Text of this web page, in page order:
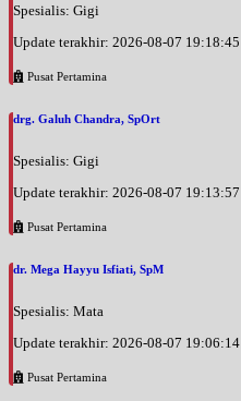
Spesialis: Gigi
Update terakhir: 2026-08-07 19:18:45
Pusat Pertamina
drg. Galuh Chandra, SpOrt
Spesialis: Gigi
Update terakhir: 2026-08-07 19:13:57
Pusat Pertamina
dr. Mega Hayyu Isfiati, SpM
Spesialis: Mata
Update terakhir: 2026-08-07 19:06:14
Pusat Pertamina